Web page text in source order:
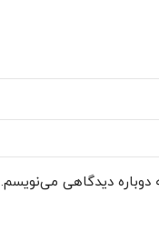
دوباره دیدگاهی می‌نویسم.